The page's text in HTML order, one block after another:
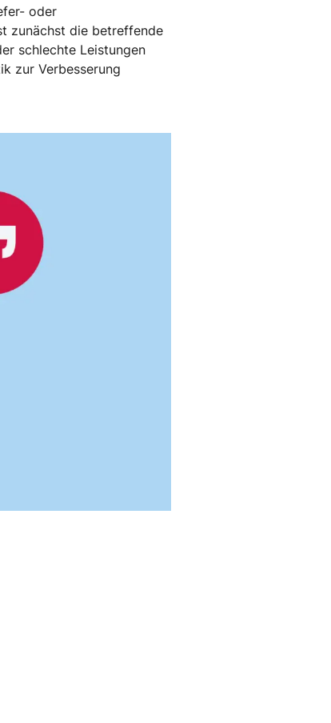
oder
zunächst die betreffende
schlechte Leistungen
zur Verbesserung